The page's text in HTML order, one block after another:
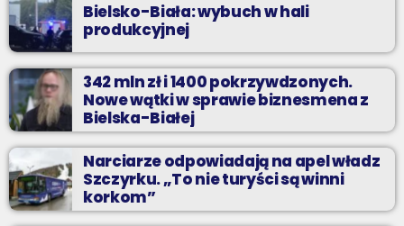
Bielsko-Biała: wybuch w hali
produkcyjnej
342 mln zł i 1400 pokrzywdzonych.
Nowe wątki w sprawie biznesmena z
Bielska-Białej
Narciarze odpowiadają na apel władz
Szczyrku. „To nie turyści są winni
korkom”